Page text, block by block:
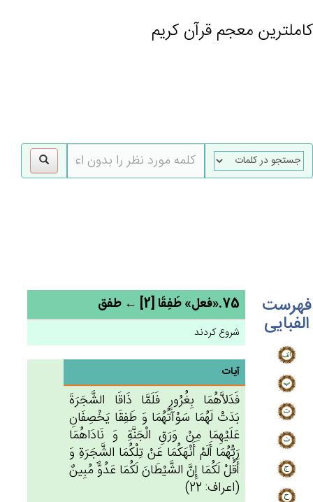
کاملترین معجم قرآن کریم
فهرست
الفبایی
75.«فعل» طَفِقَا [2] ← طفق
شروع کردند
آیات
فَدَلاَّهُمَا بِغُرُورٍ فَلَمَّا ذَاقَا الشَّجَرَة‌َ
بَدَت‌ْ لَهُمَا سَوْآتُهُمَا وَ طَفِقَا يَخْصِفَان‌ِ
عَلَيْهِمَا مِنْ‌ وَرَق‌ِ الْجَنَّة‌ِ وَ نَادَاهُمَا
رَبُّهُمَا أَلَم‌ْ أَنْهَكُمَا عَنْ‌ تِلْكُمَا الشَّجَرَة‌ِ وَ
أَقُلْ‌ لَكُمَا إِن‌َّ الشَّيْطَان‌َ لَكُمَا عَدُوٌّ مُبِين‌ٌ
(اعراف: 22)